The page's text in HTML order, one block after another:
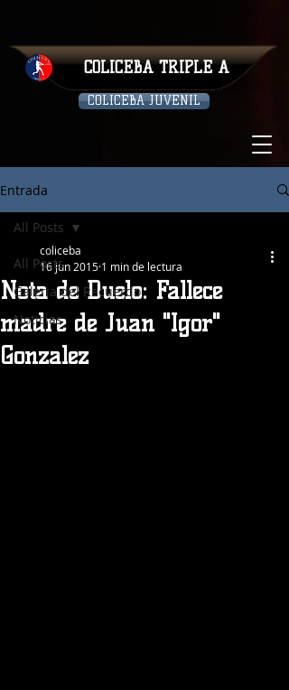
COLICEBA JUVENIL
COLICEBA TRIPLE A
Entrada
All Posts
Galeria del Recuerdo
Noticias
All Posts
Nota de Duelo: Fallece
madre de Juan "Igor"
Gonzalez
coliceba
16 jun 2015 1 min de lectura